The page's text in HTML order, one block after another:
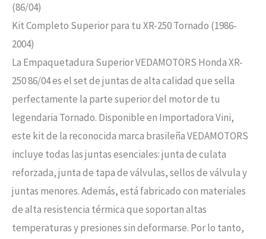
(86/04)
Kit Completo Superior para tu XR-250 Tornado (1986-
2004)
La Empaquetadura Superior VEDAMOTORS Honda XR-
250 86/04 es el set de juntas de alta calidad que sella
perfectamente la parte superior del motor de tu
legendaria Tornado. Disponible en Importadora Vini,
este kit de la reconocida marca brasileña VEDAMOTORS
incluye todas las juntas esenciales: junta de culata
reforzada, junta de tapa de válvulas, sellos de válvula y
juntas menores. Además, está fabricado con materiales
de alta resistencia térmica que soportan altas
temperaturas y presiones sin deformarse. Por lo tanto,